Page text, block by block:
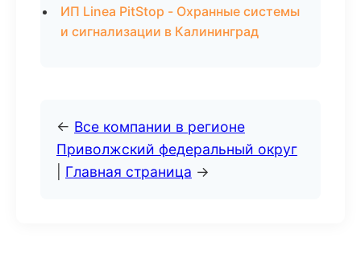
ИП Linea PitStop - Охранные системы
и сигнализации в Калининград
← Все компании в регионе
Приволжский федеральный округ
Главная страница →